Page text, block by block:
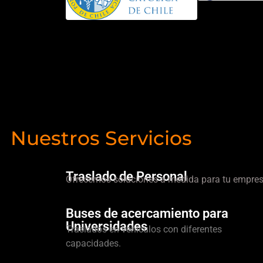
Nuestros Servicios
Traslado de Personal
Ofrecemos soluciones a medida para tu
Buses de acercamiento para
Universidades
Traslados en vehículos con diferentes
capacidades.